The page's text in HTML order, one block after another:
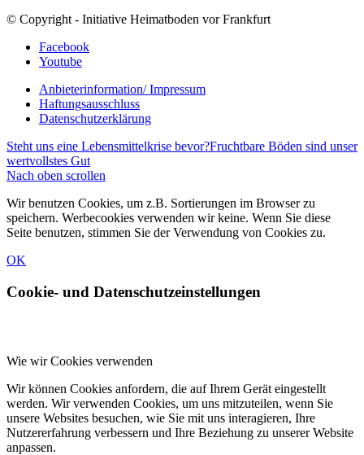
© Copyright - Initiative Heimatboden vor Frankfurt
Facebook
Youtube
Anbieterinformation/ Impressum
Haftungsausschluss
Datenschutzerklärung
Steht uns eine Lebensmittelkrise bevor?Fruchtbare Böden sind unser
wertvollstes Gut
Nach oben scrollen
Wir benutzen Cookies, um z.B. Sortierungen im Browser zu
speichern. Werbecookies verwenden wir keine. Wenn Sie diese
Seite benutzen, stimmen Sie der Verwendung von Cookies zu.
OK
Cookie- und Datenschutzeinstellungen
Wie wir Cookies verwenden
Wir können Cookies anfordern, die auf Ihrem Gerät eingestellt
werden. Wir verwenden Cookies, um uns mitzuteilen, wenn Sie
unsere Websites besuchen, wie Sie mit uns interagieren, Ihre
Nutzererfahrung verbessern und Ihre Beziehung zu unserer Website
anpassen.